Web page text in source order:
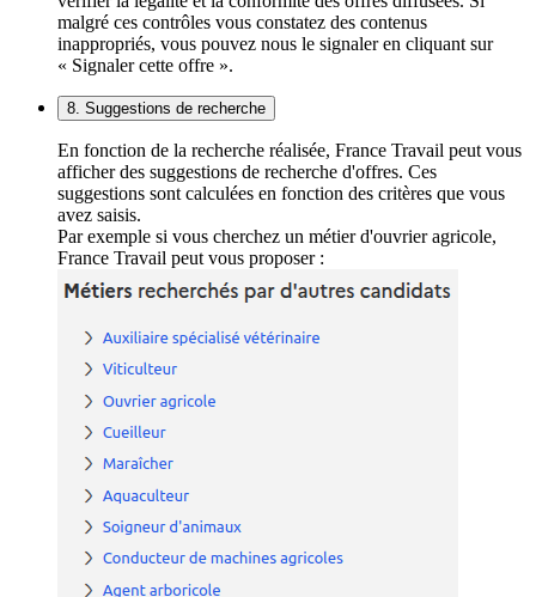
malgré ces contrôles vous constatez des contenus
inappropriés, vous pouvez nous le signaler en cliquant sur
« Signaler cette offre ».
8. Suggestions de recherche
En fonction de la recherche réalisée, France Travail peut vous
afficher des suggestions de recherche d'offres. Ces
suggestions sont calculées en fonction des critères que vous
avez saisis.
Par exemple si vous cherchez un métier d'ouvrier agricole,
France Travail peut vous proposer :